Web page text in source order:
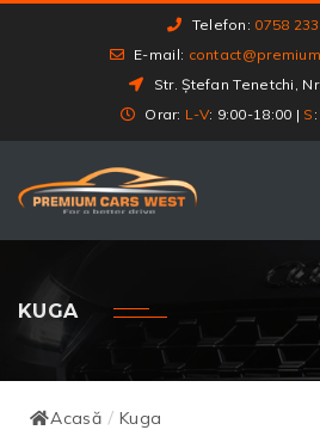
Telefon: 0758
E-mail:
Str. Ștefan Tenetchi,
Orar: L-V: 9:00-18:00 | S
KUGA
Acasă / Kuga